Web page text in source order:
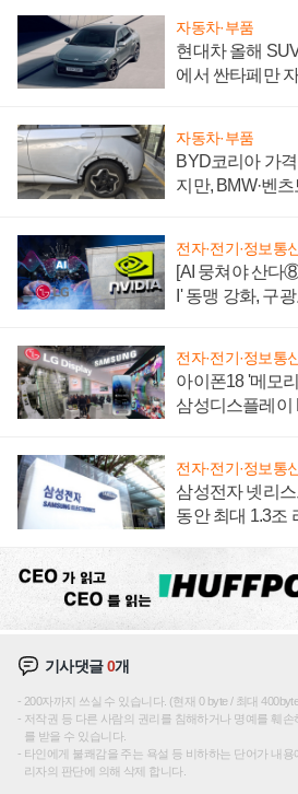
자동차·부품
현대차 올해
에서 싼타페만
자동차·부품
BYD코리아 가
지만, BMW·벤
전자·전기·정보통
[AI 뭉쳐야 산다
I' 동맹 강화, 구
전자·전기·정보통
아이폰18 '메모
삼성디스플레이
전자·전기·정보통
삼성전자 넷리
동안 최대 1.3조
기사댓글0개
200자까지 쓰실 수 있습니다. (현재 0 byte / 최대
저작권 등 다른 사람의 권리를 침해하거나 명예를 훼
를 받을 수 있습니다.
타인에게 불쾌감을 주는 욕설 등 비하하는 단어가 내
리자의 판단에 의해 삭제 합니다.